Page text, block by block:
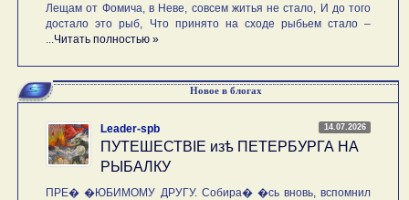
Лещам от Фомича, в Неве, совсем житья не стало, И до того
достало это рыб, Что принято на сходе рыбьем стало –
Читать полностью »
Новое в блогах
14.07.2026
Leader-spb
ПУТЕШЕСТВIE изѣ ПЕТЕРБУРГА НА
РЫБАЛКУ
ПРЕ� �ЮБИМОМУ ДРУГУ. Собира� �сь вновь, вспомнил